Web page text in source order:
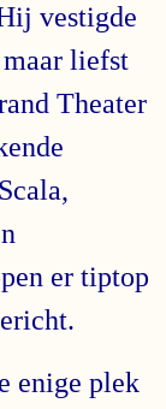
vestigde
liefst
Theater
er tiptop
enige plek